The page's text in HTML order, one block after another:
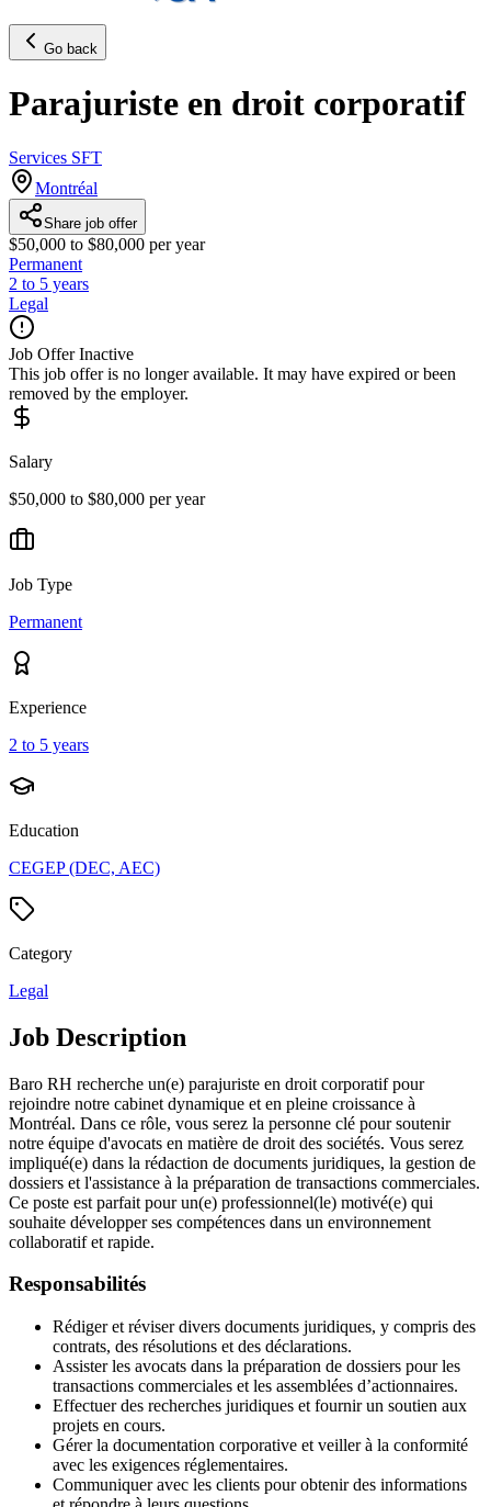
Go back
Parajuriste en droit corporatif
Services SFT
Montréal
Share job offer
$50,000 to $80,000 per year
Permanent
2 to 5 years
Legal
Job Offer Inactive
This job offer is no longer available. It may have expired or been
removed by the employer.
Salary
$50,000 to $80,000 per year
Job Type
Permanent
Experience
2 to 5 years
Education
CEGEP (DEC, AEC)
Category
Legal
Job Description
Baro RH recherche un(e) parajuriste en droit corporatif pour
rejoindre notre cabinet dynamique et en pleine croissance à
Montréal. Dans ce rôle, vous serez la personne clé pour soutenir
notre équipe d'avocats en matière de droit des sociétés. Vous serez
impliqué(e) dans la rédaction de documents juridiques, la gestion de
dossiers et l'assistance à la préparation de transactions commerciales.
Ce poste est parfait pour un(e) professionnel(le) motivé(e) qui
souhaite développer ses compétences dans un environnement
collaboratif et rapide.
Responsabilités
Rédiger et réviser divers documents juridiques, y compris des
contrats, des résolutions et des déclarations.
Assister les avocats dans la préparation de dossiers pour les
transactions commerciales et les assemblées d’actionnaires.
Effectuer des recherches juridiques et fournir un soutien aux
projets en cours.
Gérer la documentation corporative et veiller à la conformité
avec les exigences réglementaires.
Communiquer avec les clients pour obtenir des informations